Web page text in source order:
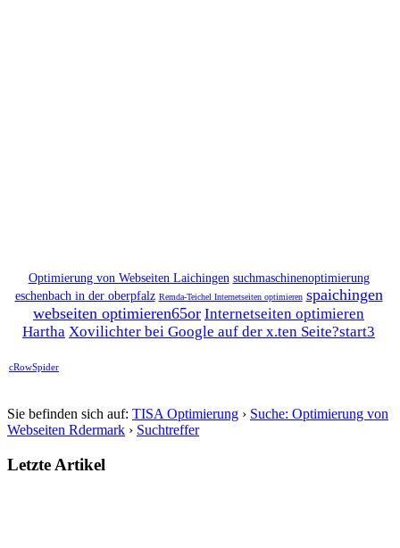
Optimierung von Webseiten Laichingen suchmaschinenoptimierung
eschenbach in der oberpfalz Remda-Teichel Internetseiten optimieren spaichingen
webseiten optimieren65or Internetseiten optimieren
Hartha Xovilichter bei Google auf der x.ten Seite?start3
cRowSpider
Sie befinden sich auf: TISA Optimierung › Suche: Optimierung von
Webseiten Rdermark › Suchtreffer
Letzte Artikel